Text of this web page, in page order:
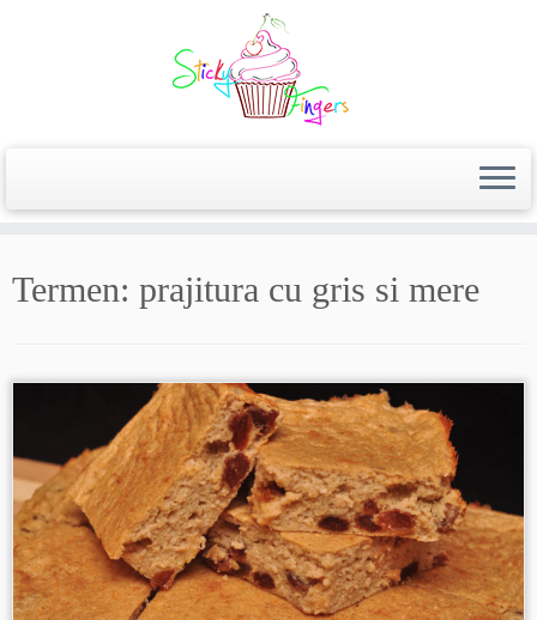
Termen: prajitura cu gris si mere